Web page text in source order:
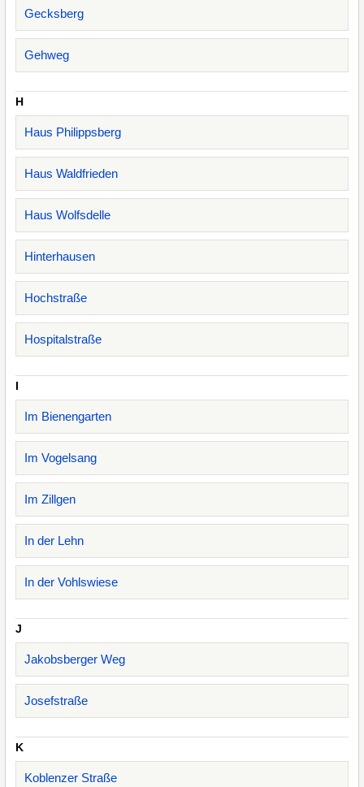
Gecksberg
Gehweg
H
Haus Philippsberg
Haus Waldfrieden
Haus Wolfsdelle
Hinterhausen
Hochstraße
Hospitalstraße
I
Im Bienengarten
Im Vogelsang
Im Zillgen
In der Lehn
In der Vohlswiese
J
Jakobsberger Weg
Josefstraße
K
Koblenzer Straße